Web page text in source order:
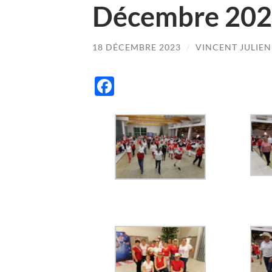
Décembre
18 DÉCEMBRE 2023 / VINCENT JULIEN